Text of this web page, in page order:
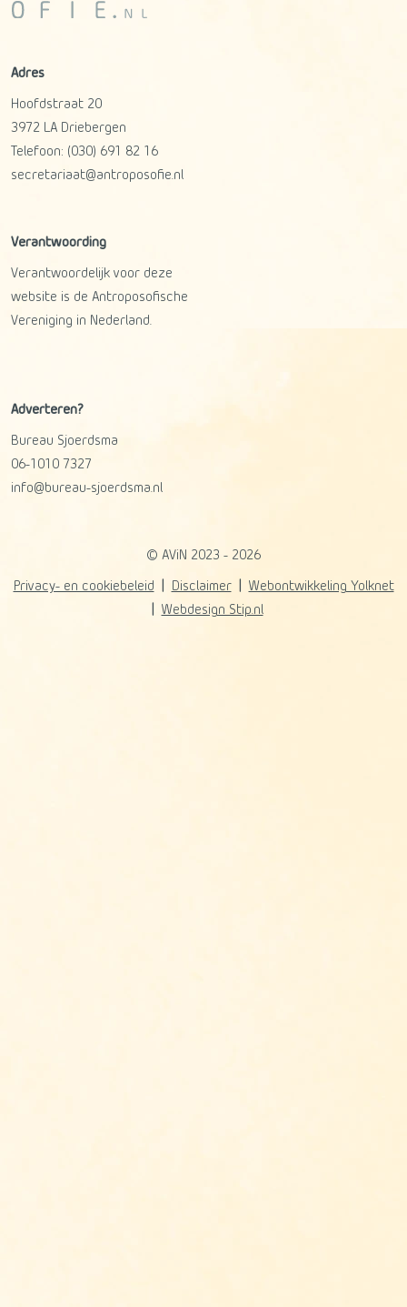
Adres
Hoofdstraat 20
3972 LA
Driebergen
Telefoon: (030) 691 82 16
secretariaat@antroposofie.nl
Verantwoording
Verantwoordelijk voor deze
website is de Antroposofische
Vereniging in Nederland.
Adverteren?
Bureau Sjoerdsma
06-1010 7327
info@bureau-sjoerdsma.nl
© AViN 2023 - 2026
Privacy- en cookiebeleid Disclaimer
Webontwikkeling Yolknet
Webdesign Stip.nl